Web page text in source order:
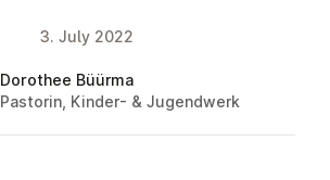
3. July 2022
Dorothee Büürma
Pastorin, Kinder- & Jugendwerk